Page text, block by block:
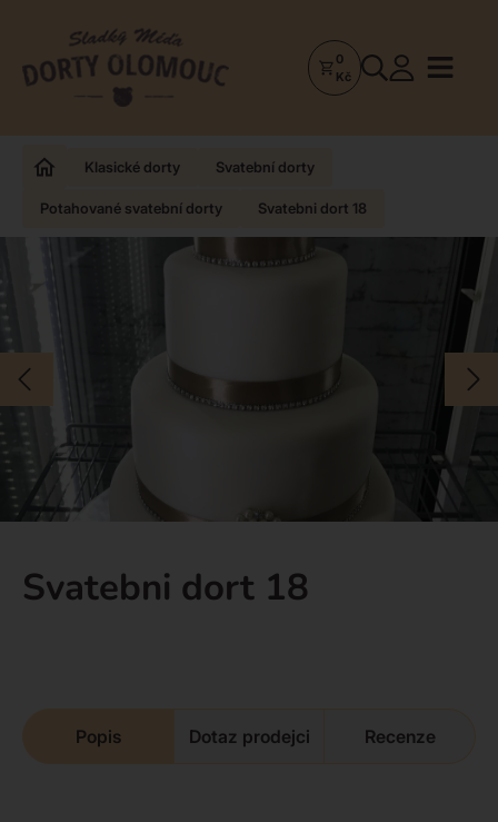
Dorty
Zakázkové
poctivá
0
Kč
Klasické dorty Svatební dorty
Potahované svatební dorty Svatebni dort 18
Svatebni dort 18
Popis Dotaz prodejci Recenze